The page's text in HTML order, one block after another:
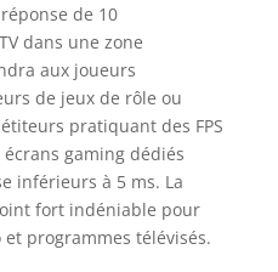
de 10
dans une zone
aux joueurs
de jeux de rôle ou
pratiquant des FPS
gaming dédiés
inférieurs à 5 ms. La
fort indéniable pour
programmes télévisés.